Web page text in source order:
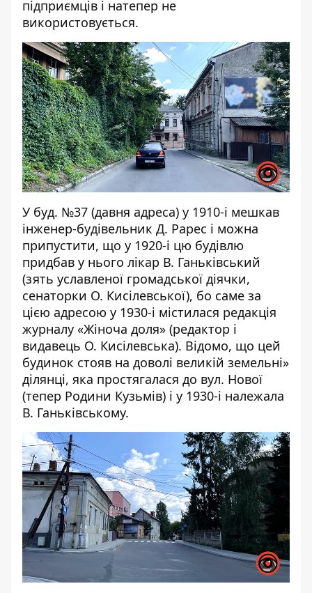
підприємців і натепер не
використовується.
У буд. №37 (давня адреса) у 1910-і мешкав
інженер-будівельник Д. Рарес і можна
припустити, що у 1920-і цю будівлю
придбав у нього лікар В. Ганьківський
(зять уславленої громадської діячки,
сенаторки О. Кисілевської), бо саме за
цією адресою у 1930-і містилася редакція
журналу «Жіноча доля» (редактор і
видавець О. Кисілевська). Відомо, що цей
будинок стояв на доволі великій земельні»
ділянці, яка простягалася до вул. Нової
(тепер Родини Кузьмів) і у 1930-і належала
В. Ганьківському.